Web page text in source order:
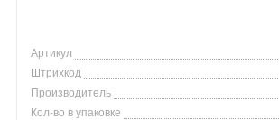
Артикул
Штрихкод
Производитель
Кол-во в упаковке